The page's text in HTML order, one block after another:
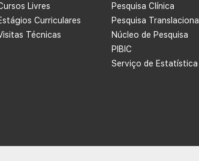
Livres
Curriculares
Técnicas
Pesquisa Clínica
Pesquisa Translacional
Núcleo de Pesquisa
PIBIC
Serviço de Estatística